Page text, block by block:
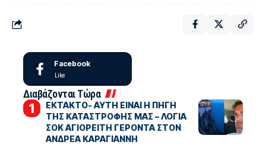
Facebook
Like
Διαβάζονται Τώρα
ΕΚΤΑΚΤΟ- ΑΥΤΗ ΕΙΝΑΙ Η ΠΗΓΗ
ΤΗΣ ΚΑΤΑΣΤΡΟΦΗΣ ΜΑΣ – ΛΟΓΙΑ
ΣΟΚ ΑΓΙΟΡΕΙΤΗ ΓΕΡΟΝΤΑ ΣΤΟΝ
ΑΝΔΡΕΑ ΚΑΡΑΓΙΑΝΝΗ